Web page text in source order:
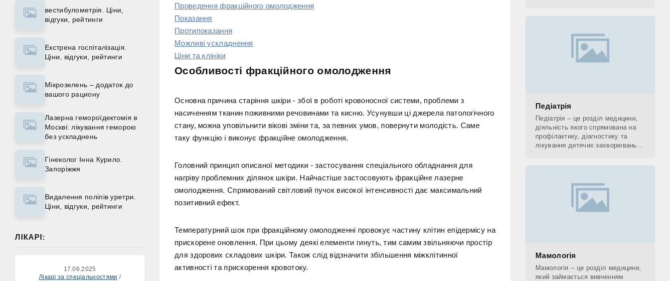
вестибулометрія. Ціни,
відгуки, рейтинги
Екстрена госпіталізація.
Ціни, відгуки, рейтинги
Мікрозелень – додаток до
вашого рациону
Лазерна гемороїдектомія в
Москві: лікування геморою
без ускладнень
Гінеколог Інна Курило.
Запоріжжя
Видалення поліпів уретри.
Ціни, відгуки, рейтинги
ЛІКАРІ:
17.06.2025
Лікарі за спеціальностями /
Проведення фракційного омолодження
Показання
Протипоказання
Можливі ускладнення
Ціни та клініки
Особливості фракційного омолодження
Основна причина старіння шкіри - збої в роботі кровоносної системи, проблеми з
насиченням тканин поживними речовинами та кисню. Усунувши ці джерела патологічного
стану, можна уповільнити вікові зміни та, за певних умов, повернути молодість. Саме
таку функцію і виконує фракційне омолодження.
Головний принцип описаної методики - застосування спеціального обладнання для
нагріву проблемних ділянок шкіри. Найчастіше застосовують фракційне лазерне
омолодження. Спрямований світловий пучок високої інтенсивності дає максимальний
позитивний ефект.
Температурний шок при фракційному омолодженні провокує частину клітин епідермісу на
прискорене оновлення. При цьому деякі елементи гинуть, тим самим звільняючи простір
для здорових складових шкіри. Також слід відзначити збільшення міжклітинної
активності та прискорення кровотоку.
Педіатрія
Педіатрія – це розділ медицини,
діяльність якого спрямована на
профілактику, діагностику та
лікування дитячих захворювань, а
Мамологія
Мамологія – це розділ медицини,
який займається вивченням